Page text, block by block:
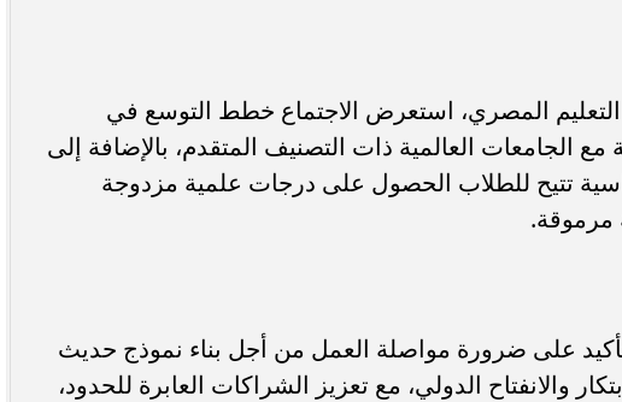
التعليم المصري، استعرض الاجتماع خطط التوسع في
الجامعات العالمية ذات التصنيف المتقدم، بالإضافة إلى
تتيح للطلاب الحصول على درجات علمية مزدوجة
مرموقة.
على ضرورة مواصلة العمل من أجل بناء نموذج حديث
والانفتاح الدولي، مع تعزيز الشراكات العابرة للحدود،